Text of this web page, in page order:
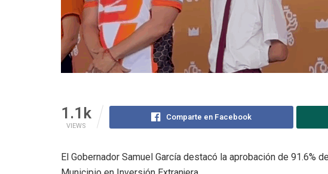
1.1k
VIEWS
Comparte en Facebook
El Gobernador Samuel García destacó la aprobación de 91.6%